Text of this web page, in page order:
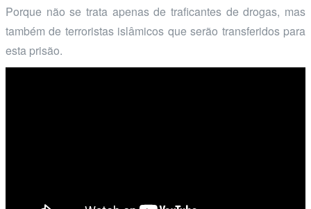
Porque não se trata apenas de traficantes de drogas, mas
também de terroristas islâmicos que serão transferidos para
esta prisão.